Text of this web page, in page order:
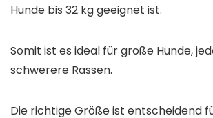
Hunde bis 32 kg geeignet ist.
Somit ist es ideal für große Hunde,
schwerere Rassen.
Die richtige Größe ist entscheidend